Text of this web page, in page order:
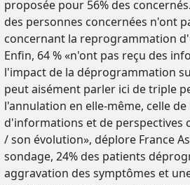
proposée pour 56% des
des personnes concernées n'ont
concernant la reprogrammation
Enfin, 64 % «n'ont pas reçu des
l'impact de la déprogrammation
peut aisément parler ici de triple
l'annulation en elle-même, celle de
d'informations et de perspectives
/ son évolution», déplore France
sondage, 24% des patients
aggravation des symptômes et